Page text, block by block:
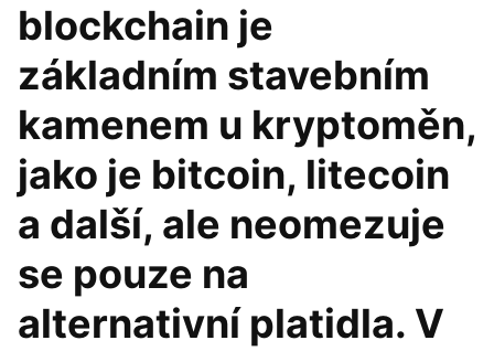
blockchain je
základním stavebním
kamenem u kryptoměn,
jako je bitcoin, litecoin
a další, ale neomezuje
se pouze na
alternativní platidla. V